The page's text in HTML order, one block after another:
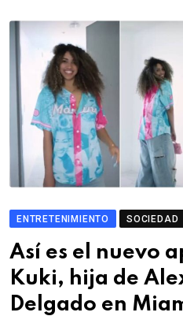
ENTRETENIMIENTO SOCIEDAD
Así es el nuevo
Kuki, hija de
Delgado en